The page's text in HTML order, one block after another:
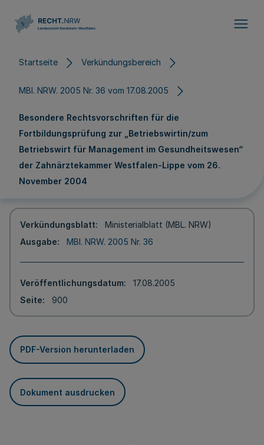
Startseite Verkündungsbereich
MBl. NRW. 2005 Nr. 36 vom 17.08.2005
Besondere Rechtsvorschriften für die
Fortbildungsprüfung zur „Betriebswirtin/zum
Betriebswirt für Management im Gesundheitswesen“
der Zahnärztekammer Westfalen-Lippe vom 26.
November 2004
Verkündungsblatt
Ministerialblatt (MBL. NRW)
Ausgabe
MBl. NRW. 2005 Nr. 36
Veröffentlichungsdatum
17.08.2005
Seite
900
PDF-Version herunterladen
Dokument ausdrucken